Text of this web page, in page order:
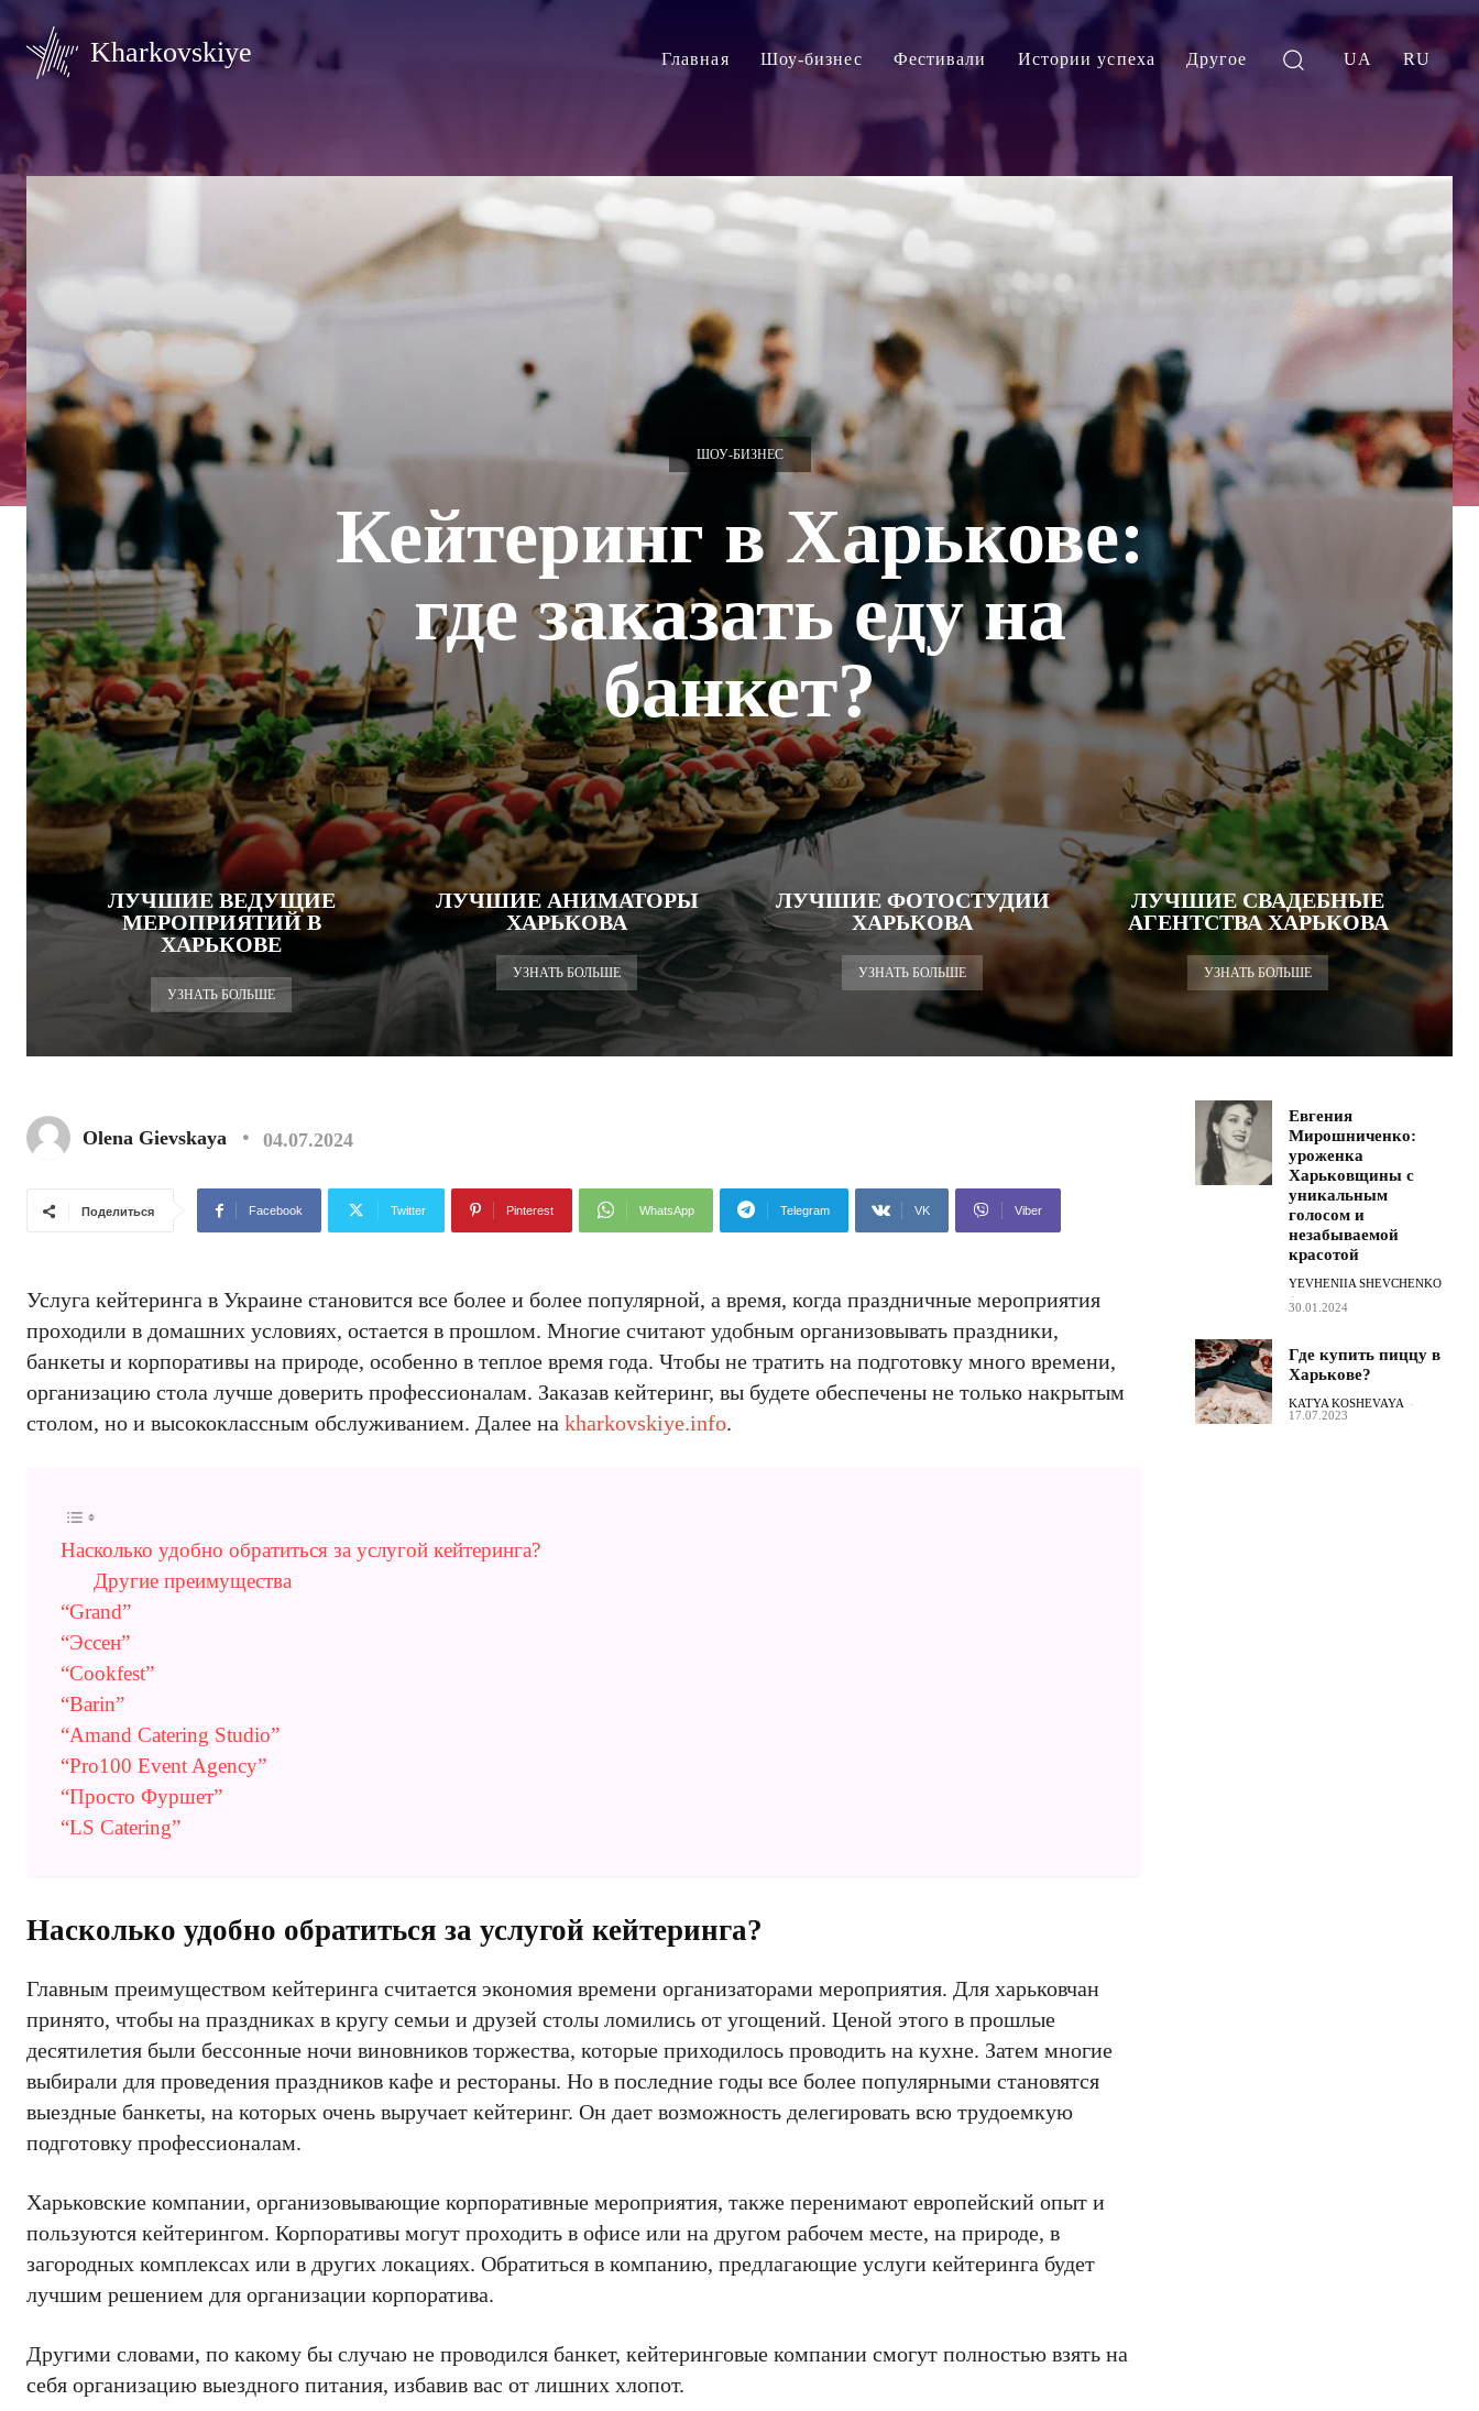
Kharkovskiye Главная Шоу-бизнес Фестивали Истории успеха Другое UA RU
ШОУ-БИЗНЕС
Кейтеринг в Харькове:
где заказать еду на
банкет?
ЛУЧШИЕ ВЕДУЩИЕ
МЕРОПРИЯТИЙ В
ХАРЬКОВЕ
УЗНАТЬ БОЛЬШЕ
ЛУЧШИЕ АНИМАТОРЫ
ХАРЬКОВА
УЗНАТЬ БОЛЬШЕ
ЛУЧШИЕ ФОТОСТУДИИ
ХАРЬКОВА
УЗНАТЬ БОЛЬШЕ
ЛУЧШИЕ СВАДЕБНЫЕ
АГЕНТСТВА ХАРЬКОВА
УЗНАТЬ БОЛЬШЕ
Olena Gievskaya 04.07.2024
Поделиться Facebook Twitter Pinterest WhatsApp Telegram VK Viber
Услуга кейтеринга в Украине становится все более и более популярной, а время, когда праздничные мероприятия
проходили в домашних условиях, остается в прошлом. Многие считают удобным организовывать праздники,
банкеты и корпоративы на природе, особенно в теплое время года. Чтобы не тратить на подготовку много времени,
организацию стола лучше доверить профессионалам. Заказав кейтеринг, вы будете обеспечены не только накрытым
столом, но и высококлассным обслуживанием. Далее на kharkovskiye.info.
Насколько удобно обратиться за услугой кейтеринга?
Другие преимущества
“Grand”
“Эссен”
“Cookfest”
“Barin”
“Amand Catering Studio”
“Pro100 Event Agency”
“Просто Фуршет”
“LS Catering”
Насколько удобно обратиться за услугой кейтеринга?
Главным преимуществом кейтеринга считается экономия времени организаторами мероприятия. Для харьковчан
принято, чтобы на праздниках в кругу семьи и друзей столы ломились от угощений. Ценой этого в прошлые
десятилетия были бессонные ночи виновников торжества, которые приходилось проводить на кухне. Затем многие
выбирали для проведения праздников кафе и рестораны. Но в последние годы все более популярными становятся
выездные банкеты, на которых очень выручает кейтеринг. Он дает возможность делегировать всю трудоемкую
подготовку профессионалам.
Харьковские компании, организовывающие корпоративные мероприятия, также перенимают европейский опыт и
пользуются кейтерингом. Корпоративы могут проходить в офисе или на другом рабочем месте, на природе, в
загородных комплексах или в других локациях. Обратиться в компанию, предлагающие услуги кейтеринга будет
лучшим решением для организации корпоратива.
Другими словами, по какому бы случаю не проводился банкет, кейтеринговые компании смогут полностью взять на
себя организацию выездного питания, избавив вас от лишних хлопот.
Евгения
Мирошниченко:
уроженка
Харьковщины с
уникальным
голосом и
незабываемой
красотой
YEVHENIIA SHEVCHENKO
-
30.01.2024
Где купить пиццу в
Харькове?
KATYA KOSHEVAYA -
17.07.2023